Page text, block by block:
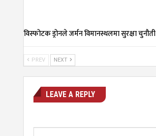
विस्फोटक ड्रोनले जर्मन विमानस्थलमा सुरक्षा चुनौती
PREV NEXT
LEAVE A REPLY